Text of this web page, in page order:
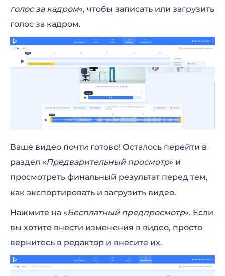
голос за кадром«, чтобы записать или загрузить
голос за кадром.
Ваше видео почти готово! Осталось перейти в
раздел «Предварительный просмотр» и
просмотреть финальный результат перед тем,
как экспортировать и загрузить видео.
Нажмите на «Бесплатный предпросмотр«. Если
вы хотите внести изменения в видео, просто
вернитесь в редактор и внесите их.